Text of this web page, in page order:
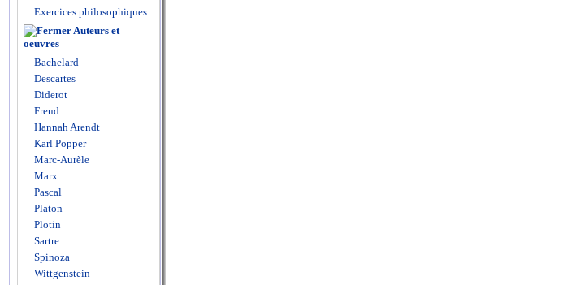
Exercices philosophiques
Auteurs et
oeuvres
Bachelard
Descartes
Diderot
Freud
Hannah Arendt
Karl Popper
Marc-Aurèle
Marx
Pascal
Platon
Plotin
Sartre
Spinoza
Wittgenstein